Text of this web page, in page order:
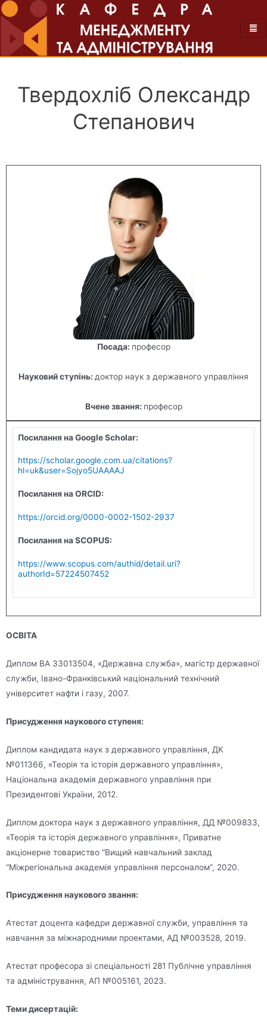
Твердохліб Олександр
Степанович
Посада: професор
Науковий ступінь: доктор наук з державного управління
Вчене звання: професор
Посилання на Google Scholar:
https://scholar.google.com.ua/citations?
hl=uk&user=Sojyo5UAAAAJ
Посилання на ORCID:
https://orcid.org/0000-0002-1502-2937
Посилання наSCOPUS:
https://www.scopus.com/authid/detail.uri?
authorId=57224507452
ОСВІТА
Диплом ВА 33013504, «Державна служба», магістр державної
служби, Івано-Франківський національний технічний
університет нафти і газу, 2007.
Присудження наукового ступеня:
Диплом кандидата наук з державного управління, ДК
№011366, «Теорія та історія державного управління»,
Національна академія державного управління при
Президентові України, 2012.
Диплом доктора наук з державного управління, ДД №009833,
«Теорія та історія державного управління», Приватне
акціонерне товариство “Вищий навчальний заклад
“Міжрегіональна академія управління персоналом”, 2020.
Присудження наукового звання:
Атестат доцента кафедри державної служби, управління та
навчання за міжнародними проектами, АД №003528, 2019.
Атестат професора зі спеціальності 281 Публічне управління
та адміністрування, АП №005161, 2023.
Теми дисертацій: